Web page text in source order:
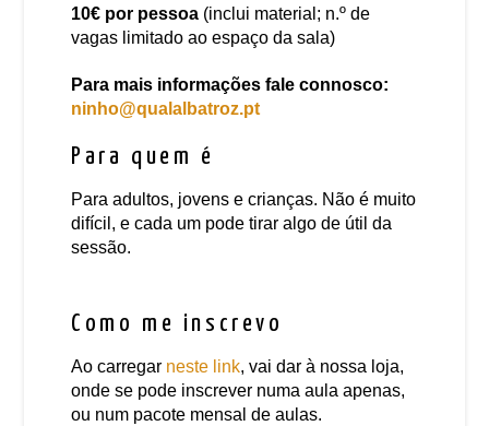
10€ por pessoa (inclui material; n.º de
vagas limitado ao espaço da sala)
Para mais informações fale connosco:
ninho@qualalbatroz.pt
Para quem é
Para adultos, jovens e crianças. Não é muito
difícil, e cada um pode tirar algo de útil da
sessão.
Como me inscrevo
Ao carregar neste link, vai dar à nossa loja,
onde se pode inscrever numa aula apenas,
ou num pacote mensal de aulas.